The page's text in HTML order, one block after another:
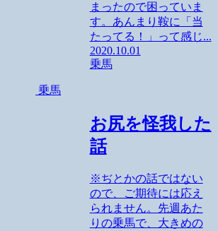
まったので困っていま
す。あんまり鞍に「当
たってる！」って感じ...
2020.10.01
乗馬
乗馬
お尻を怪我した
話
※ぢとかの話ではない
ので、ご期待には応え
られません。先週あた
りの乗馬で、大きめの